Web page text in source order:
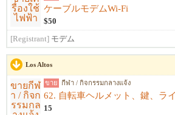
ケーブルモデムWi-Fi
$50
[Registrant] モデム
Los Altos
ขาย กีฬา / กิจกรรมกลางแจ้ง
62. 自転車ヘルメット、鍵、ラ
15